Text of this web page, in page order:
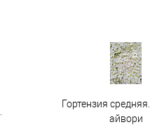
Гортензия
айвори